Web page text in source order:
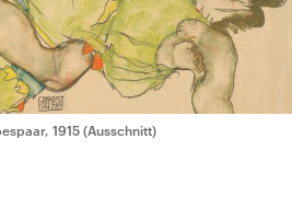
1915 (Ausschnitt)